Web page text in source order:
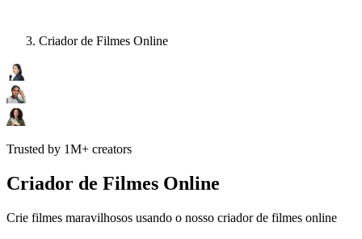
Criador de Filmes Online
Trusted by 1M+ creators
Criador de Filmes Online
Crie filmes maravilhosos usando o nosso criador de filmes online